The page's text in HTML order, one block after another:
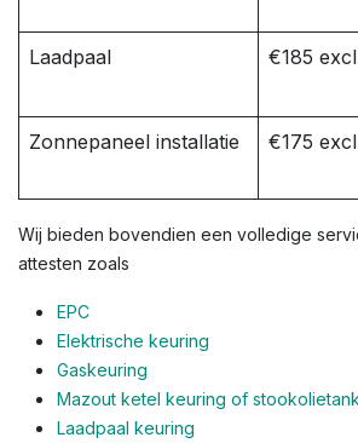
Laadpaal €185
Zonnepaneel installatie €175
Wij bieden bovendien een volledige
attesten zoals
EPC
Elektrische keuring
Gaskeuring
Mazout ketel keuring of stookolietank
Laadpaal keuring